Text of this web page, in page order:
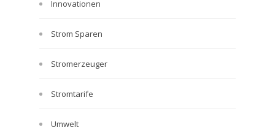
Innovationen
Strom Sparen
Stromerzeuger
Stromtarife
Umwelt